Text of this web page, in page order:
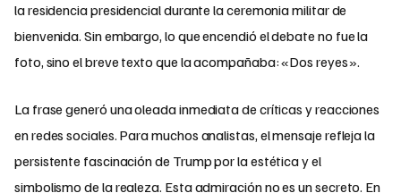
la residencia presidencial durante la ceremonia militar de
bienvenida. Sin embargo, lo que encendió el debate no fue la
foto, sino el breve texto que la acompañaba: «Dos reyes».
La frase generó una oleada inmediata de críticas y reacciones
en redes sociales. Para muchos analistas, el mensaje refleja la
persistente fascinación de Trump por la estética y el
simbolismo de la realeza. Esta admiración no es un secreto. En